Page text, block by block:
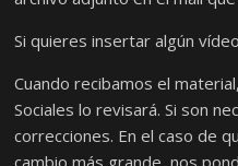
Si quieres insertar algún
Cuando recibamos el
Sociales lo revisará. Si son
correcciones. En el caso de